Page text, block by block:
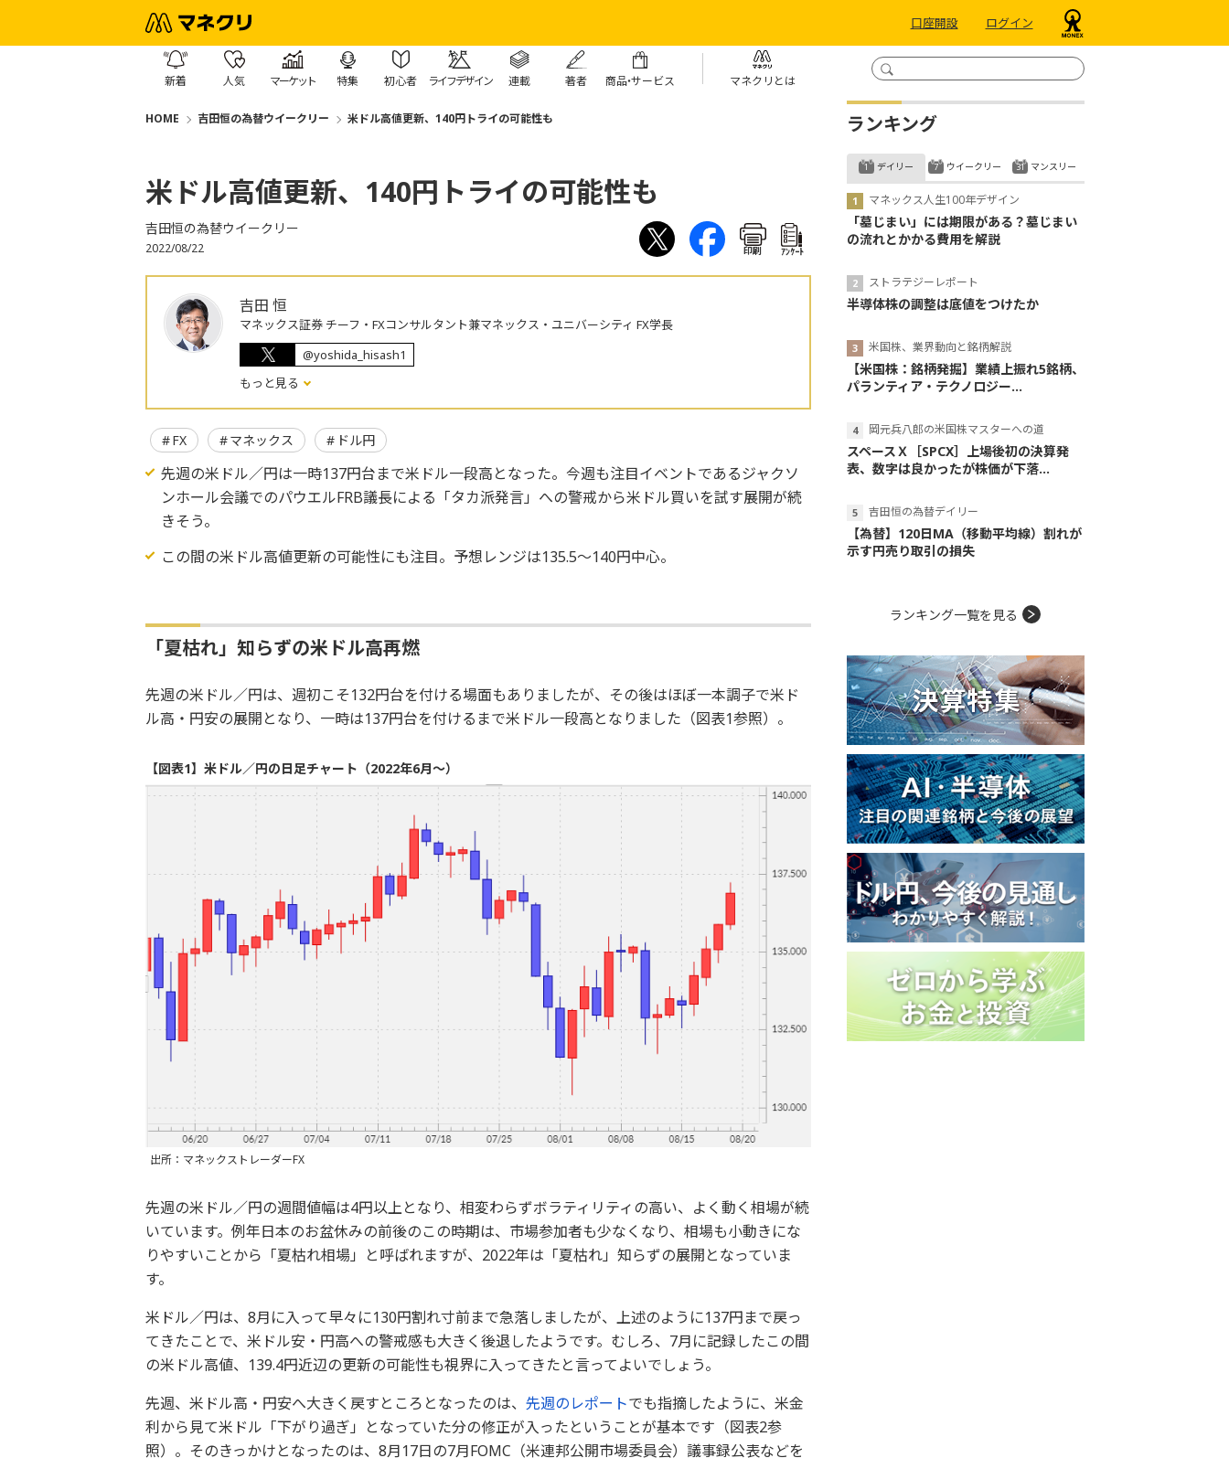
口座開設 ログイン
新着 人気 マーケット 特集 初心者 ライフデザイン 連載 著者 商品・サービス マネクリとは
HOME 吉田恒の為替ウイークリー 米ドル高値更新、140円トライの可能性も
米ドル高値更新、140円トライの可能性も
吉田恒の為替ウイークリー
2022/08/22 印刷 ｱﾝｹｰﾄ
吉田 恒
マネックス証券 チーフ・FXコンサルタント兼マネックス・ユニバーシティ FX学長
@yoshida_hisash1
もっと見る
FX マネックス ドル円
先週の米ドル／円は一時137円台まで米ドル一段高となった。今週も注目イベントであるジャクソ
ンホール会議でのパウエルFRB議長による「タカ派発言」への警戒から米ドル買いを試す展開が続
きそう。
この間の米ドル高値更新の可能性にも注目。予想レンジは135.5～140円中心。
「夏枯れ」知らずの米ドル高再燃
先週の米ドル／円は、週初こそ132円台を付ける場面もありましたが、その後はほぼ一本調子で米ド
ル高・円安の展開となり、一時は137円台を付けるまで米ドル一段高となりました（図表1参照）。
【図表1】米ドル／円の日足チャート（2022年6月～）
出所：マネックストレーダーFX
先週の米ドル／円の週間値幅は4円以上となり、相変わらずボラティリティの高い、よく動く相場が続
いています。例年日本のお盆休みの前後のこの時期は、市場参加者も少なくなり、相場も小動きにな
りやすいことから「夏枯れ相場」と呼ばれますが、2022年は「夏枯れ」知らずの展開となっていま
す。
米ドル／円は、8月に入って早々に130円割れ寸前まで急落しましたが、上述のように137円まで戻っ
てきたことで、米ドル安・円高への警戒感も大きく後退したようです。むしろ、7月に記録したこの間
の米ドル高値、139.4円近辺の更新の可能性も視界に入ってきたと言ってよいでしょう。
先週、米ドル高・円安へ大きく戻すところとなったのは、 先週のレポートでも指摘したように、米金
利から見て米ドル「下がり過ぎ」となっていた分の修正が入ったということが基本です（図表2参
照）。そのきっかけとなったのは、8月17日の7月FOMC（米連邦公開市場委員会）議事録公表などを
ランキング
デイリー
マネックス人生100年デザイン
「墓じまい」には期限がある？墓じまい
の流れとかかる費用を解説
ストラテジーレポート
半導体株の調整は底値をつけたか
米国株、業界動向と銘柄解説
【米国株：銘柄発掘】業績上振れ5銘柄、
パランティア・テクノロジー...
岡元兵八郎の米国株マスターへの道
スペースＸ［SPCX］上場後初の決算発
表、数字は良かったが株価が下落...
吉田恒の為替デイリー
【為替】120日MA（移動平均線）割れが
示す円売り取引の損失
ウイークリー マンスリー
ランキング一覧を見る